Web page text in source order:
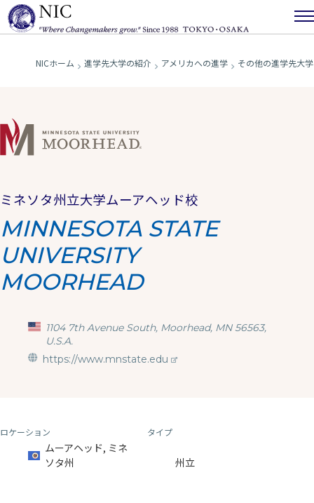
NICホーム 進学先大学の紹介 アメリカへの進学 その他の進学先大学
ミネソタ州立大学ムーアヘッド校
MINNESOTA STATE
UNIVERSITY
MOORHEAD
1104 7th Avenue South, Moorhead, MN 56563,
U.S.A.
https://www.mnstate.edu
ロケーション
ムーアヘッド, ミネ
ソタ州
タイプ
州立